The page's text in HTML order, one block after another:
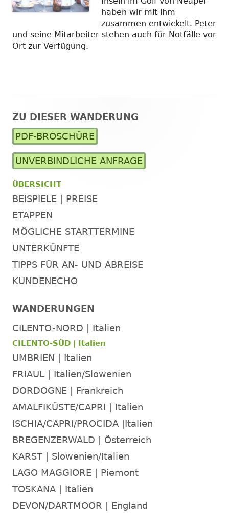
haben wir mit ihm
zusammen entwickelt. Peter
und seine Mitarbeiter stehen auch für Notfälle vor
Ort zur Verfügung.
Haupt-
Seitenleiste
ZU DIESER WANDERUNG
PDF-BROSCHÜRE
UNVERBINDLICHE ANFRAGE
ÜBERSICHT
BEISPIELE | PREISE
ETAPPEN
MÖGLICHE STARTTERMINE
UNTERKÜNFTE
TIPPS FÜR AN- UND ABREISE
KUNDENECHO
WANDERUNGEN
CILENTO-NORD | Italien
CILENTO-SÜD | Italien
UMBRIEN | Italien
FRIAUL | Italien/Slowenien
DORDOGNE | Frankreich
AMALFIKÜSTE/CAPRI | Italien
ISCHIA/CAPRI/PROCIDA |Italien
BREGENZERWALD | Österreich
KARST | Slowenien/Italien
LAGO MAGGIORE | Piemont
TOSKANA | Italien
DEVON/DARTMOOR | England